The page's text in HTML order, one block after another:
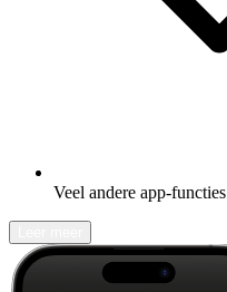
Veel andere app-functies